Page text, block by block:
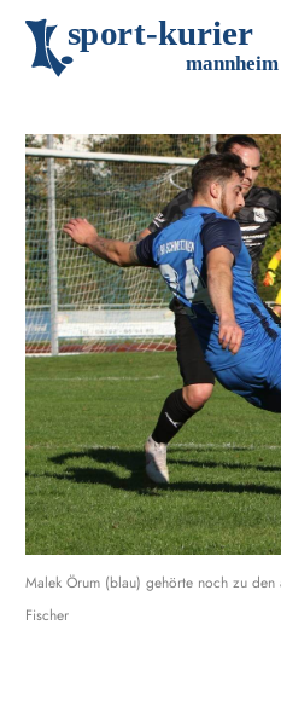
sport-kurier
mannheim
Malek Örum (blau) gehörte noch zu
Fischer